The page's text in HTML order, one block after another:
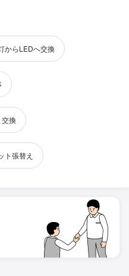
からLEDへ交換
換
ト張替え